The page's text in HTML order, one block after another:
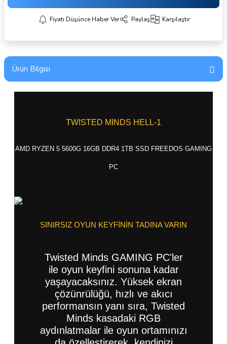
Fiyatı Düşünce Haber Ver Paylaş Karşılaştır
Ürün Bilgisi
TWISTED MINDS HELL-1
AMD RYZEN 5 5600G 16GB DDR4 1TB SSD FREEDOS GAMING
PC
SINIRSIZ OYUN KEYFİNİN TADINA VARIN
Twisted Minds GAMING PC'ler
ile oyun keyfini sonuna kadar
yaşayacaksınız. Yüksek ekran
çözünrülüğü, hızlı ve akıcı
performansın yanı sıra, Twisted
Minds kasadaki RGB
aydınlatmalar ile oyun ortamınızı